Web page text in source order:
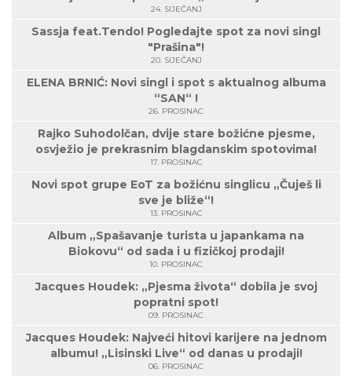
24. SIJEČANJ
Sassja feat.Tendo! Pogledajte spot za novi singl
"Prašina"!
20. SIJEČANJ
ELENA BRNIĆ: Novi singl i spot s aktualnog albuma
“SAN“ !
26. PROSINAC
Rajko Suhodolčan, dvije stare božićne pjesme,
osvježio je prekrasnim blagdanskim spotovima!
17. PROSINAC
Novi spot grupe EoT za božićnu singlicu „Čuješ li
sve je bliže“!
13. PROSINAC
Album „Spašavanje turista u japankama na
Biokovu“ od sada i u fizičkoj prodaji!
10. PROSINAC
Jacques Houdek: „Pjesma života“ dobila je svoj
popratni spot!
09. PROSINAC
Jacques Houdek: Najveći hitovi karijere na jednom
albumu! „Lisinski Live“ od danas u prodaji!
06. PROSINAC